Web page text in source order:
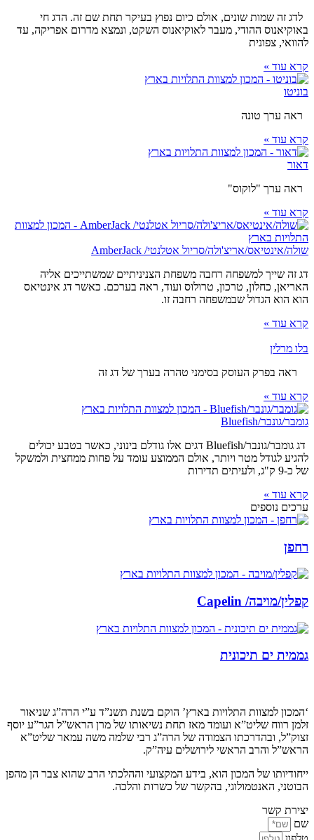
לדג זה שמות שונים, אולם כיום נפוץ בעיקר תחת שם זה. הדג חי
באוקיאנוס ההודי, מעבר לאוקיאנוס השקט, ונמצא מדרום אפריקה, עד
להוואי, צפונית
קרא עוד »
בוניטו
ראה ערך טונה
קרא עוד »
דאור
ראה ערך "לוקוס"
קרא עוד »
שולה/אינטיאס/אריצ'ולה/סריול אטלנטי/ AmberJack
דג זה שייך למשפחה רחבה משפחת הצניניתיים שמשתייכים אליה
האריאן, כחלון, טרכון, טרולוס ועוד, ראה בערכם. כאשר דג אינטיאס
הוא הוא הגדול שבמשפחה רחבה זו.
קרא עוד »
בלו מרלין
ראה בפרק העוסק בסימני טהרה בערך של דג זה
קרא עוד »
גומבר/גונבר/Bluefish
דג גומבר/גונבר/Bluefish דגים אלו גודלם בינוני, כאשר בטבע יכולים
להגיע לגודל מטר ויותר, אולם הממוצע עומד על פחות ממחצית ולמשקל
של כ-9 ק"ג, ולעיתים תדירות
קרא עוד »
ערכים נוספים
רחפן
קפלין/מויבה/ Capelin
גממית ים תיכונית
‘המכון למצוות התלויות בארץ’ הוקם בשנת תשנ”ד ע”י הרה”ג שניאור
זלמן רווח שליט”א ועומד מאז תחת נשיאותו של מרן הראש”ל הגר”ע יוסף
זצוק”ל, ובהדרכתו הצמודה של הרה”ג רבי שלמה משה עמאר שליט”א
הראש”ל והרב הראשי לירושלים עיה”ק.
ייחודיותו של המכון הוא, בידע המקצועי וההלכתי הרב שהוא צבר הן מהפן
הבוטני, האנטמולוגי, בהקשר של כשרות והלכה.
יצירת קשר
שם